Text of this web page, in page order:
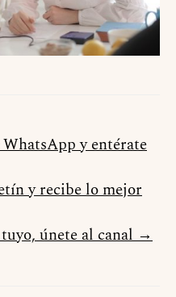
y entérate
y recibe lo mejor
únete al canal →